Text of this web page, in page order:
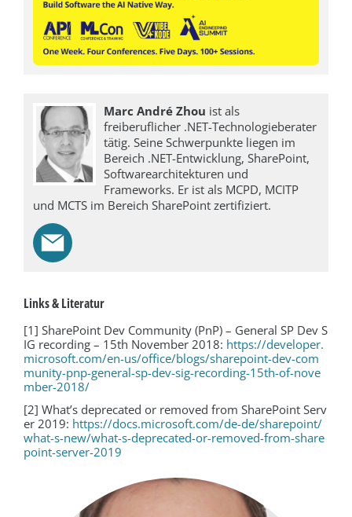
Marc André Zhou ist als
freiberuflicher .NET-Technologieberater
tätig. Seine Schwerpunkte liegen im
Bereich .NET-Entwicklung, SharePoint,
Softwarearchitekturen und
Frameworks. Er ist als MCPD, MCITP
und MCTS im Bereich SharePoint zertifiziert.
Links & Literatur
[1] SharePoint Dev Community (PnP) – General SP Dev S
IG recording – 15th November 2018: https://developer.
microsoft.com/en-us/office/blogs/sharepoint-dev-com
munity-pnp-general-sp-dev-sig-recording-15th-of-nove
mber-2018/
[2] What’s deprecated or removed from SharePoint Serv
er 2019: https://docs.microsoft.com/de-de/sharepoint/
what-s-new/what-s-deprecated-or-removed-from-share
point-server-2019